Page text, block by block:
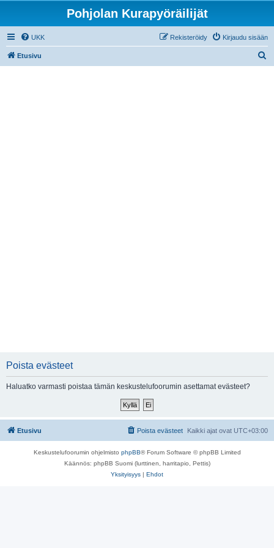
Pohjolan Kurapyöräilijät
UKK Kirjaudu sisään
Rekisteröidy
Etusivu
Poista evästeet
Haluatko varmasti poistaa tämän keskustelufoorumin asettamat evästeet?
Etusivu Kaikki ajat ovat UTC+03:00
Poista evästeet
Keskustelufoorumin ohjelmisto phpBB® Forum Software © phpBB Limited
Käännös: phpBB Suomi (lurttinen, harritapio, Pettis)
Yksityisyys | Ehdot